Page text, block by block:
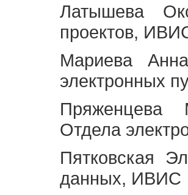
Латышева
проектов,
Мариева
электронных
Пряженцева
Отдела
Пятковская
данных, ИВИС